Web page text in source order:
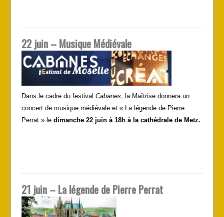
22 juin – Musique Médiévale
Dans le cadre du festival Cabanes , la Maîtrise donnera un
concert de musique médiévale et « La légende de Pierre
Perrat » le dimanche 22 juin à 18h à la cathédrale de Metz.
21 juin – La légende de Pierre Perrat